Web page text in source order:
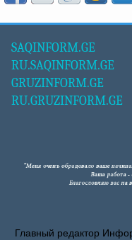
SAQINFORM.GE
RU.SAQINFORM.GE
GRUZINFORM.GE
RU.GRUZINFORM.GE
Главный редактор